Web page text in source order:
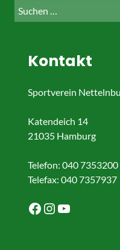
Suche
nach:
Kontakt
Sportverein
Katendeich 14
21035 Hamburg
Telefon: 040 7353200
Telefax: 040 7357937
Facebook
Instagram
YouTube